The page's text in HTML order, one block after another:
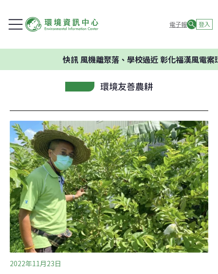
電子報 登入
快訊風機離聚落、學校過近 彰化福漢風電案環委
環境友善農耕
2022年11月23日